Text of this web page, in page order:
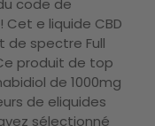
code de
! Cet e liquide CBD
de spectre Full
produit de top
de 1000mg
de eliquides
sélectionné